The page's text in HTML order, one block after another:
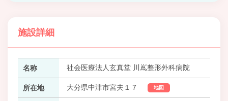
施設詳細
名称 社会医療法人玄真堂 川嶌整形外科病院
所在地 大分県中津市宮夫１７ 地図